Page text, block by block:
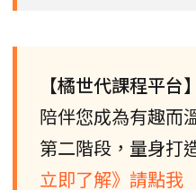
【橘世代課程平台】
陪伴您成為有趣而
第二階段，量身打
立即了解》請點我